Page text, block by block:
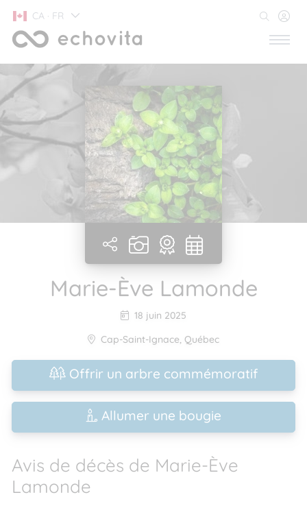
CA · FR
Marie-Ève Lamonde
18 juin 2025
Cap-Saint-Ignace, Québec
Offrir un arbre commémoratif
Allumer une bougie
Avis de décès de Marie-Ève
Lamonde